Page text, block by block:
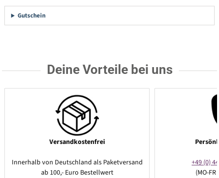
Gutschein
Deine Vorteile bei uns
Versandkostenfrei
Innerhalb von Deutschland als Paketversand
ab 100,- Euro Bestellwert
+49 (0)
(MO-